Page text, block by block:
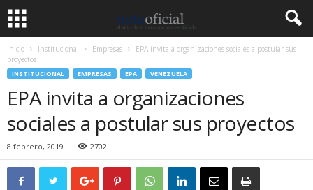
Inicio Institucional Empresas
EPA invita a organizaciones sociales a postular sus
proyectos
INSTITUCIONAL EMPRESAS EPA VENEZUELA
EPA invita a organizaciones
sociales a postular sus proyectos
8 febrero, 2019 2702